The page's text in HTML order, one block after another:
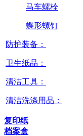
马车螺栓
蝶形螺钉
防护装备：
卫生纸品：
清洁工具：
清洁洗涤用品：
复印纸
档案盒